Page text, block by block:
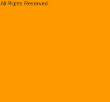
. All Rights Reserved.